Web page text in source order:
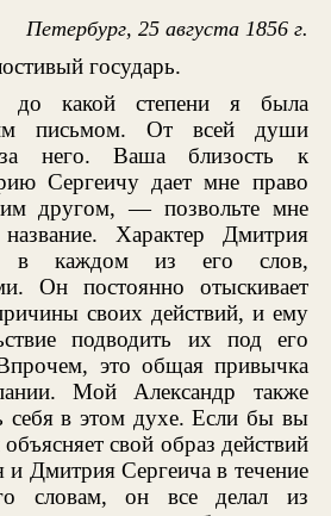
Петербург, 25 августа 1856 г.
государь.
до какой степени я была
письмом. От всей души
него. Ваша близость к
Сергеичу дает мне право
другом, — позвольте мне
Характер Дмитрия
в каждом из его слов,
Он постоянно отыскивает
своих действий, и ему
подводить их под его
это общая привычка
Мой Александр также
себя в этом духе. Если бы вы
свой образ действий
и Дмитрия Сергеича в течение
словам, он все делал из